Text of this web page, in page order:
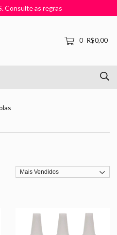
Consulte as regras
0-R$0,00